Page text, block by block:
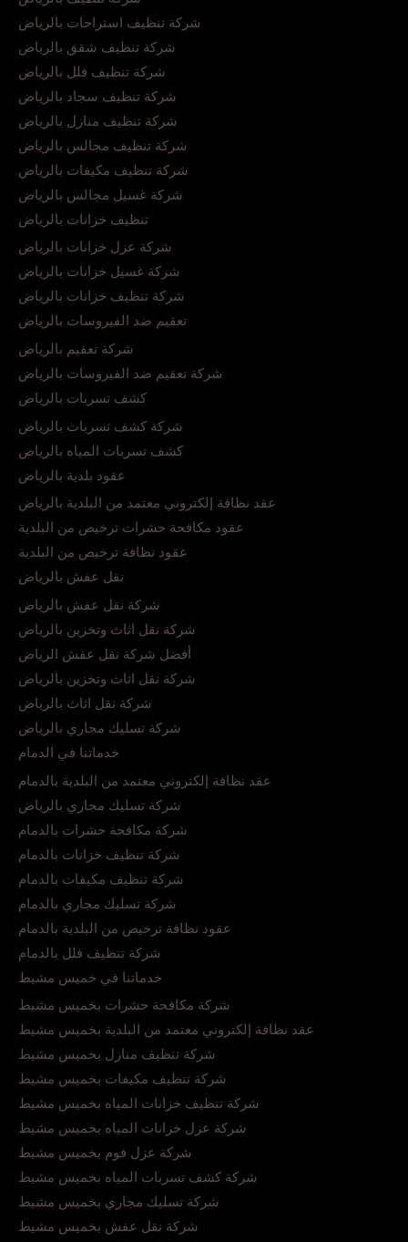
شركة تنظيف استراحات بالرياض
شركة تنظيف شقق بالرياض
شركة تنظيف فلل بالرياض
شركة تنظيف سجاد بالرياض
شركة تنظيف منازل بالرياض
شركة تنظيف مجالس بالرياض
شركة تنظيف مكيفات بالرياض
شركة غسيل مجالس بالرياض
تنظيف خزانات بالرياض
شركة عزل خزانات بالرياض
شركة غسيل خزانات بالرياض
شركة تنظيف خزانات بالرياض
تعقيم ضد الفيروسات بالرياض
شركة تعقيم بالرياض
شركة تعقيم ضد الفيروسات بالرياض
كشف تسربات بالرياض
شركة كشف تسربات بالرياض
كشف تسربات المياه بالرياض
عقود بلدية بالرياض
عقد نظافة إلكتروني معتمد من البلدية بالرياض
عقود مكافحة حشرات ترخيص من البلدية
عقود نظافة ترخيص من البلدية
نقل عفش بالرياض
شركة نقل عفش بالرياض
شركة نقل اثاث وتخزين بالرياض
أفضل شركة نقل عفش الرياض
شركة نقل اثاث وتخزين بالرياض
شركة نقل اثاث بالرياض
شركة تسليك مجاري بالرياض
خدماتنا في الدمام
عقد نظافة إلكتروني معتمد من البلدية بالدمام
شركة تسليك مجاري بالرياض
شركة مكافحة حشرات بالدمام
شركة تنظيف خزانات بالدمام
شركة تنظيف مكيفات بالدمام
شركة تسليك مجاري بالدمام
عقود نظافة ترخيص من البلدية بالدمام
شركة تنظيف فلل بالدمام
خدماتنا في خميس مشيط
شركة مكافحة حشرات بخميس مشيط
عقد نظافة إلكتروني معتمد من البلدية بخميس مشيط
شركة تنظيف منازل بخميس مشيط
شركة تنظيف مكيفات بخميس مشيط
شركة تنظيف خزانات المياه بخميس مشيط
شركة عزل خزانات المياه بخميس مشيط
شركة عزل فوم بخميس مشيط
شركة كشف تسربات المياه بخميس مشيط
شركة تسليك مجاري بخميس مشيط
شركة نقل عفش بخميس مشيط